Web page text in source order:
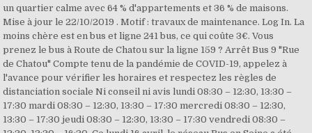
un quartier calme avec 64 % d'appartements et 36 % de maisons.
Mise à jour le 22/10/2019 . Motif : travaux de maintenance. Log In. La
moins chère est en bus et ligne 241 bus, ce qui coûte 3€. Vous
prenez le bus à Route de Chatou sur la ligne 159 ? Arrêt Bus 9 "Rue
de Chatou" Compte tenu de la pandémie de COVID-19, appelez à
l'avance pour vérifier les horaires et respectez les règles de
distanciation sociale Ni conseil ni avis lundi 08:30 – 12:30, 13:30 –
17:30 mardi 08:30 – 12:30, 13:30 – 17:30 mercredi 08:30 – 12:30,
13:30 – 17:30 jeudi 08:30 – 12:30, 13:30 – 17:30 vendredi 08:30 –